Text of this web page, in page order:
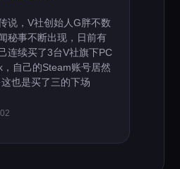
说，V社创始人G胖不数
秘事不断出现，日前有
连续买了3台V社旗下PC
自己的Steam账号居然
也是买了三的下场